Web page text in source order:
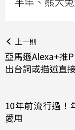
上一則
亞馬遜Alexa+推
出台詞或描述直
10年前流行過！
愛用